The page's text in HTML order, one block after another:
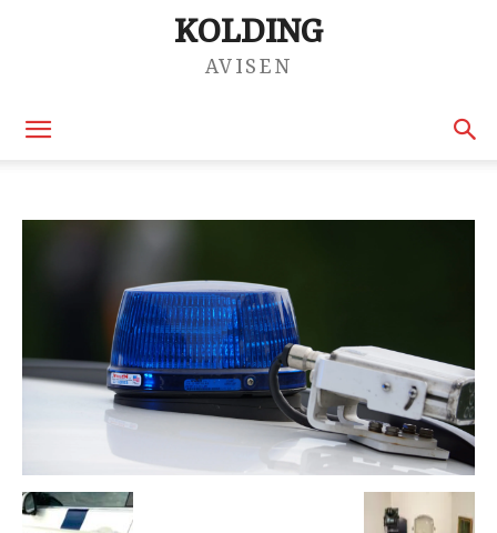
KOLDING
AVISEN